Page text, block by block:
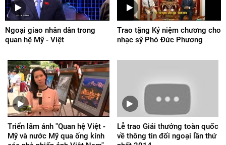
Ngoại giao nhân dân trong
quan hệ Mỹ - Việt
Trao tặng Kỷ niệm chương cho
nhạc sỹ Phó Đức Phương
Triển lãm ảnh "Quan hệ Việt -
Mỹ và nước Mỹ qua ống kính
Lễ trao Giải thưởng toàn quốc
về thông tin đối ngoại lần thứ